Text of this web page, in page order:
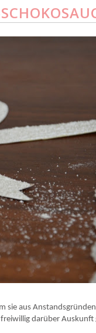
sie aus
darüber Auskunft